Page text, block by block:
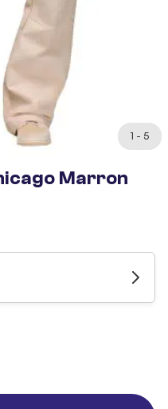
1 - 5
Marron